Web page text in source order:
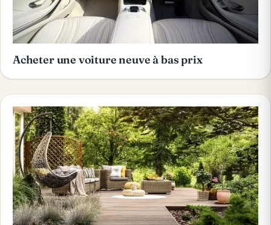
Acheter une voiture neuve à bas prix